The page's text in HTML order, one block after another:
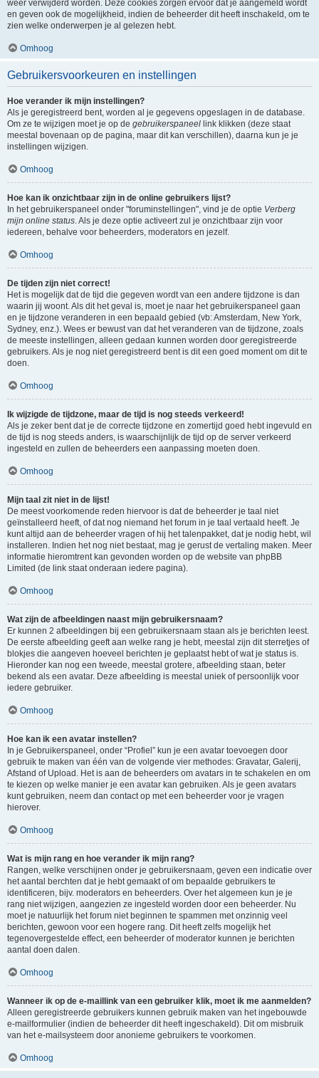
weer verwijderd worden. Deze cookies zorgen ervoor dat je aangemeld wordt
en geven ook de mogelijkheid, indien de beheerder dit heeft inschakeld, om te
zien welke onderwerpen je al gelezen hebt.
Omhoog
Gebruikersvoorkeuren en instellingen
Hoe verander ik mijn instellingen?
Als je geregistreerd bent, worden al je gegevens opgeslagen in de database.
Om ze te wijzigen moet je op de gebruikerspaneel link klikken (deze staat
meestal bovenaan op de pagina, maar dit kan verschillen), daarna kun je je
instellingen wijzigen.
Omhoog
Hoe kan ik onzichtbaar zijn in de online gebruikers lijst?
In het gebruikerspaneel onder "foruminstellingen", vind je de optie Verberg
mijn online status. Als je deze optie activeert zul je onzichtbaar zijn voor
iedereen, behalve voor beheerders, moderators en jezelf.
Omhoog
De tijden zijn niet correct!
Het is mogelijk dat de tijd die gegeven wordt van een andere tijdzone is dan
waarin jij woont. Als dit het geval is, moet je naar het gebruikerspaneel gaan
en je tijdzone veranderen in een bepaald gebied (vb: Amsterdam, New York,
Sydney, enz.). Wees er bewust van dat het veranderen van de tijdzone, zoals
de meeste instellingen, alleen gedaan kunnen worden door geregistreerde
gebruikers. Als je nog niet geregistreerd bent is dit een goed moment om dit te
doen.
Omhoog
Ik wijzigde de tijdzone, maar de tijd is nog steeds verkeerd!
Als je zeker bent dat je de correcte tijdzone en zomertijd goed hebt ingevuld en
de tijd is nog steeds anders, is waarschijnlijk de tijd op de server verkeerd
ingesteld en zullen de beheerders een aanpassing moeten doen.
Omhoog
Mijn taal zit niet in de lijst!
De meest voorkomende reden hiervoor is dat de beheerder je taal niet
geïnstalleerd heeft, of dat nog niemand het forum in je taal vertaald heeft. Je
kunt altijd aan de beheerder vragen of hij het talenpakket, dat je nodig hebt, wil
installeren. Indien het nog niet bestaat, mag je gerust de vertaling maken. Meer
informatie hieromtrent kan gevonden worden op de website van phpBB
Limited (de link staat onderaan iedere pagina).
Omhoog
Wat zijn de afbeeldingen naast mijn gebruikersnaam?
Er kunnen 2 afbeeldingen bij een gebruikersnaam staan als je berichten leest.
De eerste afbeelding geeft aan welke rang je hebt, meestal zijn dit sterretjes of
blokjes die aangeven hoeveel berichten je geplaatst hebt of wat je status is.
Hieronder kan nog een tweede, meestal grotere, afbeelding staan, beter
bekend als een avatar. Deze afbeelding is meestal uniek of persoonlijk voor
iedere gebruiker.
Omhoog
Hoe kan ik een avatar instellen?
In je Gebruikerspaneel, onder “Profiel” kun je een avatar toevoegen door
gebruik te maken van één van de volgende vier methodes: Gravatar, Galerij,
Afstand of Upload. Het is aan de beheerders om avatars in te schakelen en om
te kiezen op welke manier je een avatar kan gebruiken. Als je geen avatars
kunt gebruiken, neem dan contact op met een beheerder voor je vragen
hierover.
Omhoog
Wat is mijn rang en hoe verander ik mijn rang?
Rangen, welke verschijnen onder je gebruikersnaam, geven een indicatie over
het aantal berchten dat je hebt gemaakt of om bepaalde gebruikers te
identificeren, bijv. moderators en beheerders. Over het algemeen kun je je
rang niet wijzigen, aangezien ze ingesteld worden door een beheerder. Nu
moet je natuurlijk het forum niet beginnen te spammen met onzinnig veel
berichten, gewoon voor een hogere rang. Dit heeft zelfs mogelijk het
tegenovergestelde effect, een beheerder of moderator kunnen je berichten
aantal doen dalen.
Omhoog
Wanneer ik op de e-maillink van een gebruiker klik, moet ik me aanmelden?
Alleen geregistreerde gebruikers kunnen gebruik maken van het ingebouwde
e-mailformulier (indien de beheerder dit heeft ingeschakeld). Dit om misbruik
van het e-mailsysteem door anonieme gebruikers te voorkomen.
Omhoog